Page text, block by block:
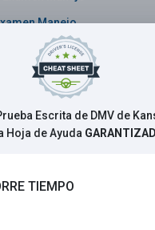
Manejo
Manejo
Manejo
Manejo
Manejo
Escrita de DMV de
Hoja de Ayuda
TIEMPO